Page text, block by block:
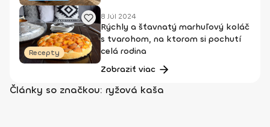
Recepty
8 Júl 2024
Rýchly a šťavnatý marhuľový koláč
s tvarohom, na ktorom si pochutí
celá rodina
Zobraziť viac
Články so značkou: ryžová kaša